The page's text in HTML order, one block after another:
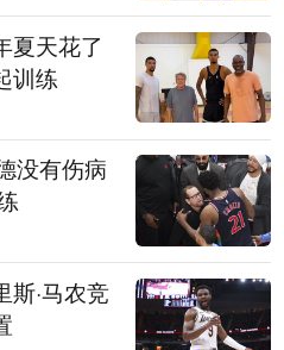
夏天花了
训练
没有伤病
斯·马农竞